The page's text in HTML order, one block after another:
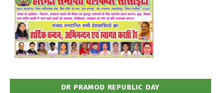
DR PRAMOD REPUBLIC DAY